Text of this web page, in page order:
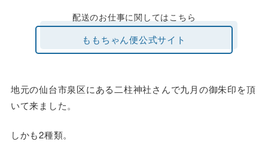
配送のお仕事に関してはこちら
ももちゃん便公式サイト
地元の仙台市泉区にある二柱神社さんで九月の御朱印を頂
いて来ました。
しかも2種類。